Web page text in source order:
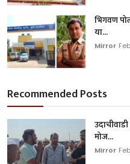
भिगवण
या...
Mirror
Recommended Posts
मोज...
Mirror